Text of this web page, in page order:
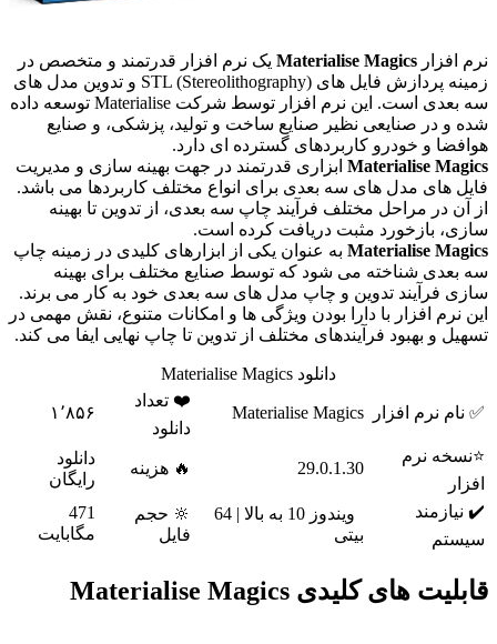
نرم افزار Materialise Magics یک نرم افزار قدرتمند و متخصص در
زمینه پردازش فایل های STL (Stereolithography) و تدوین مدل های
سه بعدی است. این نرم افزار توسط شرکت Materialise توسعه داده
شده و در صنایعی نظیر صنایع ساخت و تولید، پزشکی، و صنایع
هوافضا و خودرو کاربردهای گسترده ای دارد.
Materialise Magics ابزاری قدرتمند در جهت بهینه سازی و مدیریت
فایل های مدل های سه بعدی برای انواع مختلف کاربردها می باشد.
از آن در مراحل مختلف فرآیند چاپ سه بعدی، از تدوین تا بهینه
سازی، بازخورد مثبت دریافت کرده است.
Materialise Magics به عنوان یکی از ابزارهای کلیدی در زمینه چاپ
سه بعدی شناخته می شود که توسط صنایع مختلف برای بهینه
سازی فرآیند تدوین و چاپ مدل های سه بعدی خود به کار می برند.
این نرم افزار با دارا بودن ویژگی ها و امکانات متنوع، نقش مهمی در
تسهیل و بهبود فرآیندهای مختلف از تدوین تا چاپ نهایی ایفا می کند.
دانلود Materialise Magics
✅ نام نرم افزار Materialise Magics
❤️ تعداد
دانلود
۱٬۸۵۶
⭐نسخه نرم
افزار
29.0.1.30 🔥 هزینه
دانلود
رایگان
✔️ نیازمند
سیستم
ویندوز 10 به بالا | 64
بیتی
🔆 حجم
فایل
471
مگابایت
قابلیت های کلیدی Materialise Magics